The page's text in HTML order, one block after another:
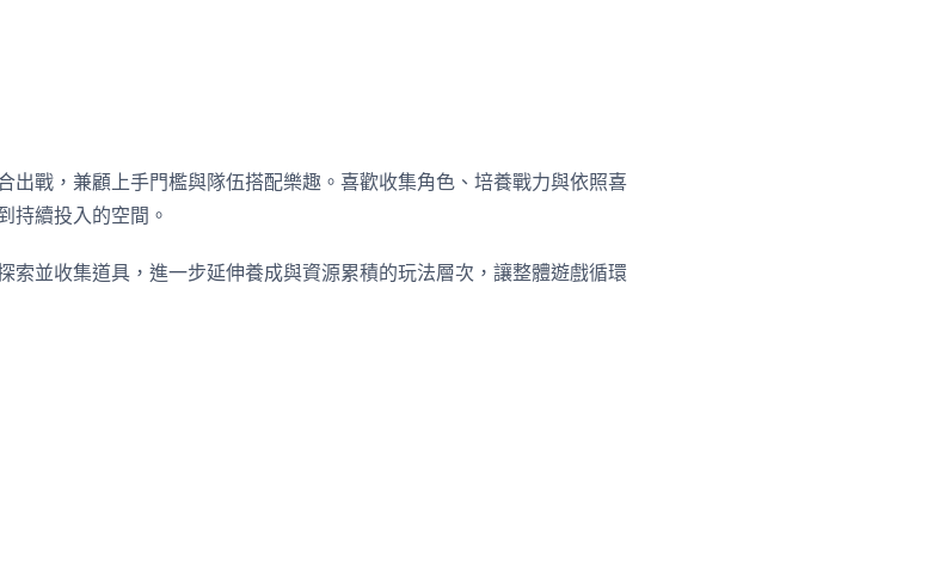
出戰，兼顧上手門檻與隊伍搭配樂趣。喜歡收集角色、培養戰力與依照喜
持續投入的空間。
索並收集道具，進一步延伸養成與資源累積的玩法層次，讓整體遊戲循環